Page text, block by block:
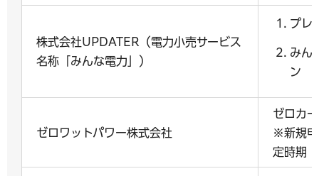
株式会社UPDATER（電力小売サービス
名称「みんな電力」）
プレ
みん
ン
ゼロワットパワー株式会社
ゼロカ
※新規申
定時期